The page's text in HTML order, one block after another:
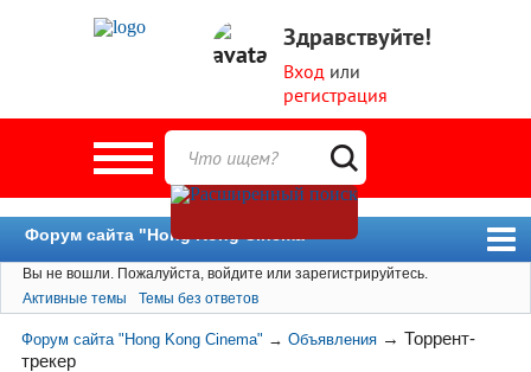
Здравствуйте!
Вход или
регистрация
Форум сайта "Hong Kong Cinema"
Форум
Новости
Пользователи
Вы не вошли. Пожалуйста, войдите или зарегистрируйтесь.
Активные темы
Темы без ответов
Форум сайта "Hong Kong Cinema" →Объявления →Торрент-
трекер